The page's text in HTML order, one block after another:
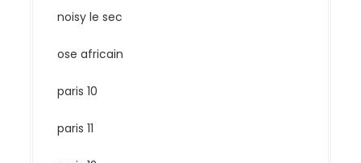
noisy le sec
ose africain
paris 10
paris 11